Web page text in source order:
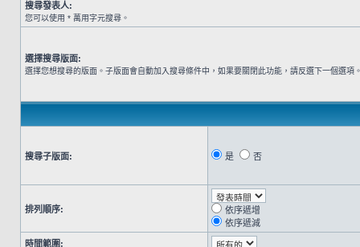
搜尋發表人:
您可以使用 * 萬用字元搜尋。
選擇搜尋版面:
選擇您想搜尋的版面。子版面會自動加入搜尋條件中，如果要關閉此功能，請反選下一個選項
搜尋子版面: 是 否
排列順序:
依序遞增
依序遞減
時間範圍: